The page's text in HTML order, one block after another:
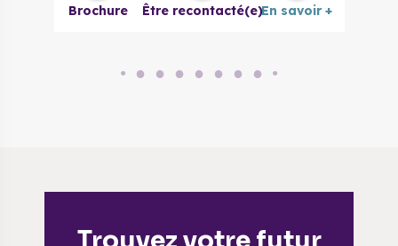
Brochure Être recontacté(e)En savoir +
● ● ● ● ● ● ● ● ●